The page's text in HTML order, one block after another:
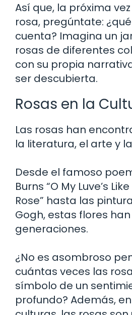
Así que, la próxima
rosa, pregúntate:
cuenta? Imagina un
rosas de diferentes
con su propia
ser descubierta.
Rosas en la
Las rosas han
la literatura, el arte y
Desde el famoso
Burns “O My Luve’s
Rose” hasta las
Gogh, estas flores
generaciones.
¿No es asombroso
cuántas veces las
símbolo de un
profundo? Además,